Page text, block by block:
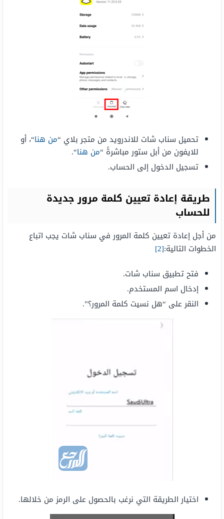
تحميل سناب شات للاندرويد من متجر بلاي “من هنا“، أو
للايفون من أبل ستور مباشرةً “من هنا“.
تسجيل الدخول إلى الحساب.
طريقة إعادة تعيين كلمة مرور جديدة
للحساب
من أجل إعادة تعيين كلمة المرور في سناب شات يجب اتباع
الخطوات التالية:[2]
فتح تطبيق سناب شات.
إدخال اسم المستخدم.
النقر على “هل نسيت كلمة المرور؟”.
اختيار الطريقة التي نرغب بالحصول على الرمز من خلالها.